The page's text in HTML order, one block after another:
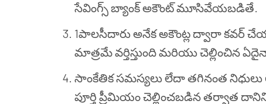
సేవింగ్స్ బ్యాంక్ అకౌంట్ మూసివేయబడితే.
1పాలసీదారు అనేక అకౌంట్ల ద్వారా కవర్
మాత్రమే వర్తిస్తుంది మరియు చెల్లించిన
సాంకేతిక సమస్యలు లేదా తగినంత నిధులు
పూర్తి ప్రీమియం చెల్లించబడిన తర్వాత